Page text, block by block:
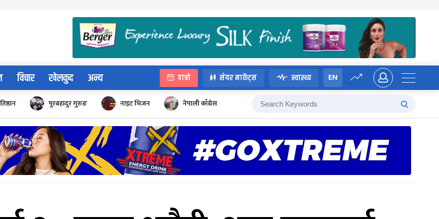
विचार खेलकुद अन्य पात्रो सेयर मार्केट्स स्वास्थ्य EN
पुरबहादुर गुरुङ नाइट भिजन नेपाली काँग्रेस